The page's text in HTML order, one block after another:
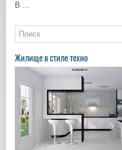
В ...
Жилище в стиле техно